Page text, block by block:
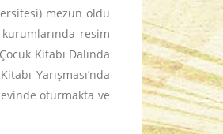
mezun oldu
resim
Kitabı Dalında
Yarışması’nda
oturmakta ve